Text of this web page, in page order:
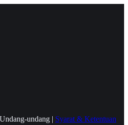
undang | Syarat & Ketentuan